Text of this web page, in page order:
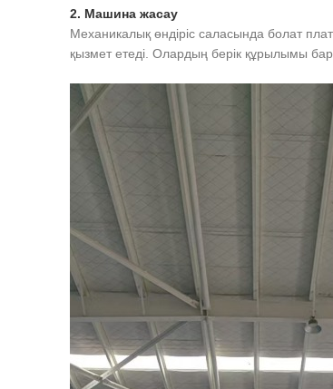
2. Машина жасау
Механикалық өндіріс саласында болат
қызмет етеді. Олардың берік құрылымы